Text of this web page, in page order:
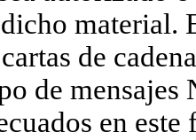
material.
de
de
en este